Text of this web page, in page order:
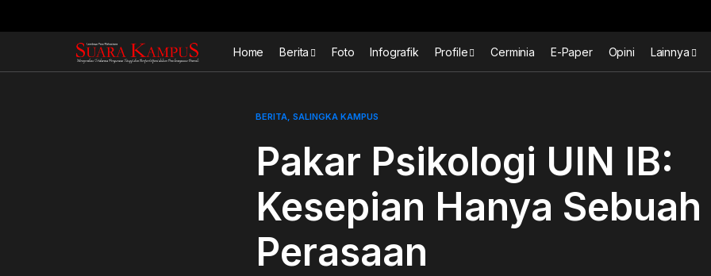
Home Berita Foto Infografik Profile Cerminia E-Paper Opini Lainnya
BERITA SALINGKA KAMPUS
Pakar Psikologi UIN IB:
Kesepian Hanya Sebuah
Perasaan